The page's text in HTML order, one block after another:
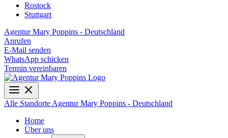
Rostock
Stuttgart
Agentur Mary Poppins - Deutschland
Anrufen
E-Mail senden
WhatsApp schicken
Termin vereinbaren
Alle Standorte Agentur Mary Poppins - Deutschland
Home
Über uns